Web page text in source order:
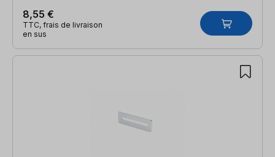
8,55 €
TTC, frais de livraison
en sus